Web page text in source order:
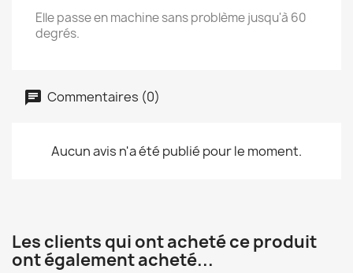
Elle passe en machine sans problème jusqu'à 60
degrés.
Commentaires (0)
Aucun avis n'a été publié pour le moment.
Les clients qui ont acheté ce produit
ont également acheté...